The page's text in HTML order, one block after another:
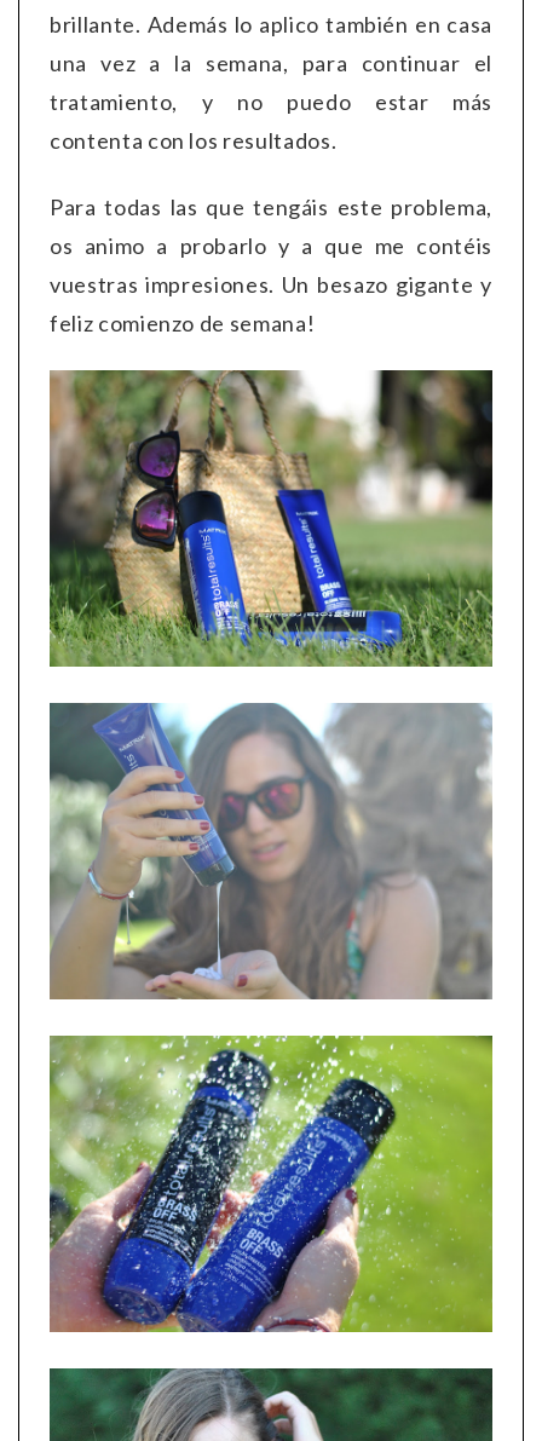
brillante. Además lo aplico también en casa
una vez a la semana, para continuar el
tratamiento, y no puedo estar más
contenta con los resultados.
Para todas las que tengáis este problema,
os animo a probarlo y a que me contéis
vuestras impresiones. Un besazo gigante y
feliz comienzo de semana!